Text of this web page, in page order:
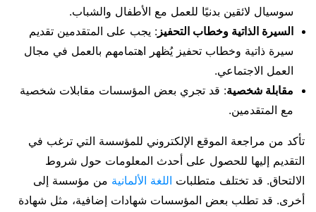
سوسيال لائقين بدنيًا للعمل مع الأطفال والشباب.
السيرة الذاتية وخطاب التحفيز : يجب على المتقدمين تقديم
سيرة ذاتية وخطاب تحفيز يُظهر اهتمامهم بالعمل في مجال
العمل الاجتماعي.
مقابلة شخصية: قد تجري بعض المؤسسات مقابلات شخصية
مع المتقدمين.
تأكد من مراجعة الموقع الإلكتروني للمؤسسة التي ترغب في
التقديم إليها للحصول على أحدث المعلومات حول شروط
الالتحاق. قد تختلف متطلبات اللغة الألمانية من مؤسسة إلى
أخرى. قد تطلب بعض المؤسسات شهادات إضافية، مثل شهادة